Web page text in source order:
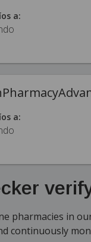
a:
a:
pharmacies in
continuously